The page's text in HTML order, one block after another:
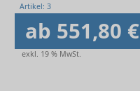
Artikel: 3
ab 551,80 €
exkl. 19 % MwSt.